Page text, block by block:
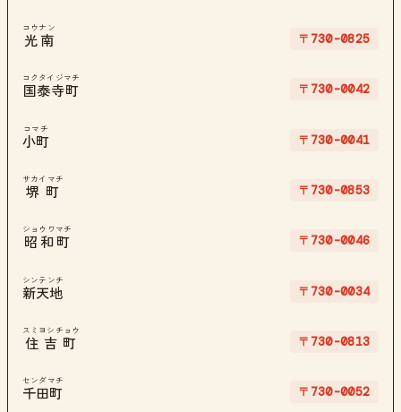
光南
コウナン
〒730-0825
国泰寺町
コクタイジマチ
〒730-0042
小町
コマチ
〒730-0041
堺町
サカイマチ
〒730-0853
昭和町
ショウワマチ
〒730-0046
新天地
シンテンチ
〒730-0034
住吉町
スミヨシチョウ
〒730-0813
千田町
センダマチ
〒730-0052